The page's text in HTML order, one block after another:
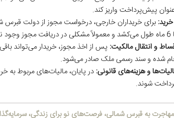
عنوان پیش‌پرداخت واریز کند.
برای خریداران خارجی، درخواست مجوز از دولت
و انتقال مالکیت: پس از اخذ مجوز، خریدار می‌تواند
شده و سند رسمی ملک صادر می‌شود.
و هزینه‌های قانونی:در پایان، مالیات‌های مربوط به
شوند.
مهاجرت به قبرس شمالی، فرصت‌های نو برای زندگی،